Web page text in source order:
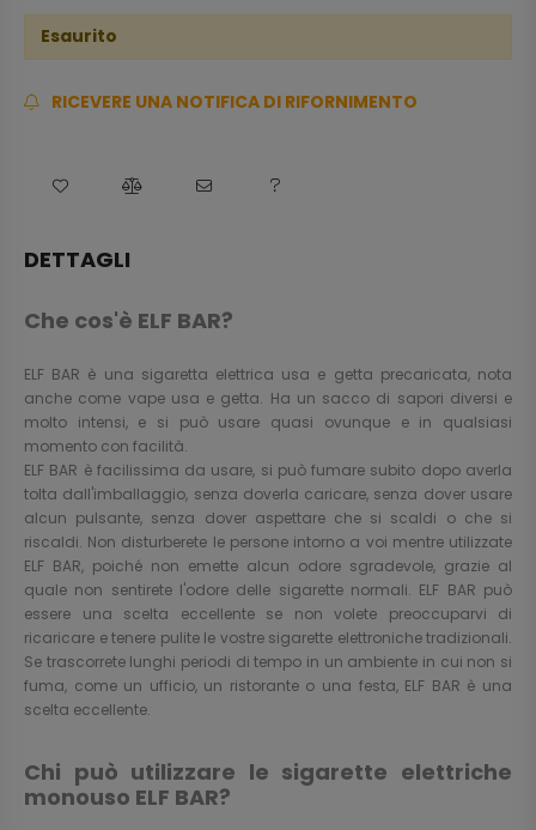
Esaurito
RICEVERE UNA NOTIFICA DI RIFORNIMENTO
DETTAGLI
Che cos'è ELF BAR?
ELF BAR è una sigaretta elettrica usa e getta precaricata, nota
anche come vape usa e getta. Ha un sacco di sapori diversi e
molto intensi, e si può usare quasi ovunque e in qualsiasi
momento con facilità.
ELF BAR è facilissima da usare, si può fumare subito dopo averla
tolta dall'imballaggio, senza doverla caricare, senza dover usare
alcun pulsante, senza dover aspettare che si scaldi o che si
riscaldi. Non disturberete le persone intorno a voi mentre utilizzate
ELF BAR, poiché non emette alcun odore sgradevole, grazie al
quale non sentirete l'odore delle sigarette normali. ELF BAR può
essere una scelta eccellente se non volete preoccuparvi di
ricaricare e tenere pulite le vostre sigarette elettroniche tradizionali.
Se trascorrete lunghi periodi di tempo in un ambiente in cui non si
fuma, come un ufficio, un ristorante o una festa, ELF BAR è una
scelta eccellente.
Chi può utilizzare le sigarette elettriche
monouso ELF BAR?